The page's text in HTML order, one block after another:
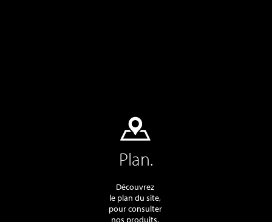
Plan.
Découvrez
le plan du site,
pour consulter
nos produits.